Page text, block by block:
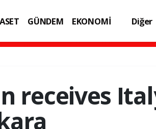
GÜNDEM
EKONOMİ
Diğer
receives